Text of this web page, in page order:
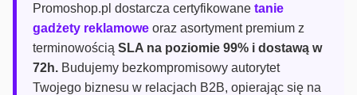
Promoshop.pl dostarcza certyfikowane tanie
gadżety reklamowe oraz asortyment premium z
terminowością SLA na poziomie 99% i dostawą w
72h. Budujemy bezkompromisowy autorytet
Twojego biznesu w relacjach B2B, opierając się na